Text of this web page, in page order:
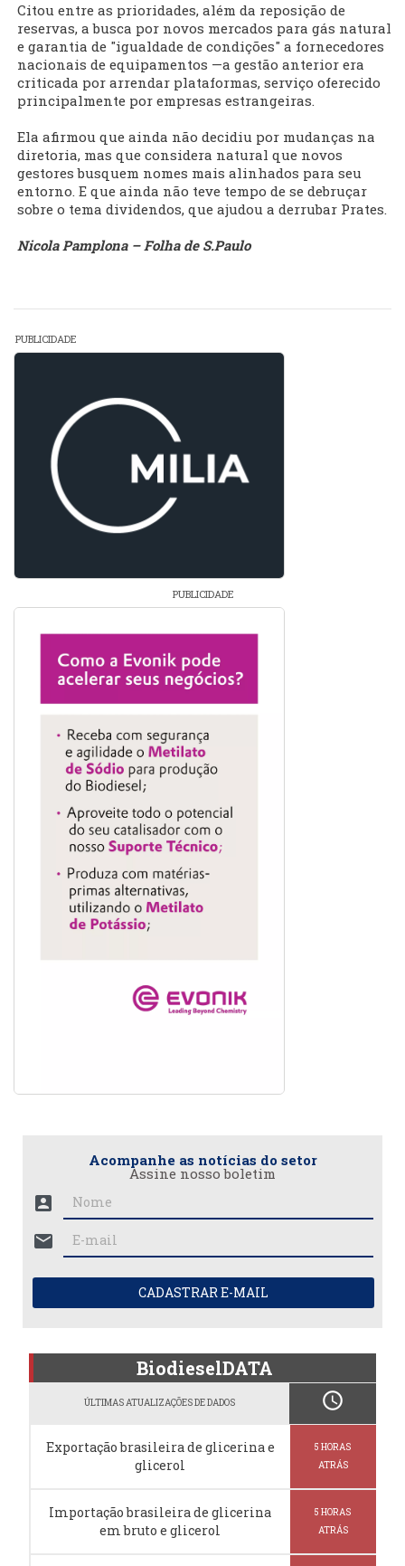
Citou entre as prioridades, além da reposição de
reservas, a busca por novos mercados para gás natural
e garantia de "igualdade de condições" a fornecedores
nacionais de equipamentos —a gestão anterior era
criticada por arrendar plataformas, serviço oferecido
principalmente por empresas estrangeiras.
Ela afirmou que ainda não decidiu por mudanças na
diretoria, mas que considera natural que novos
gestores busquem nomes mais alinhados para seu
entorno. E que ainda não teve tempo de se debruçar
sobre o tema dividendos, que ajudou a derrubar Prates.
Nicola Pamplona – Folha de S.Paulo
PUBLICIDADE
PUBLICIDADE
Acompanhe as notícias do setor
Assine nosso boletim
account_box
mail
CADASTRAR E-MAIL
BiodieselDATA
ÚLTIMAS ATUALIZAÇÕES DE DADOS schedule
Exportação brasileira de glicerina e
glicerol
5 HORAS
ATRÁS
Importação brasileira de glicerina
em bruto e glicerol
5 HORAS
ATRÁS